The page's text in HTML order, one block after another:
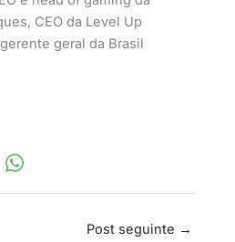
CEO da Level Up
geral da Brasil
Post seguinte →